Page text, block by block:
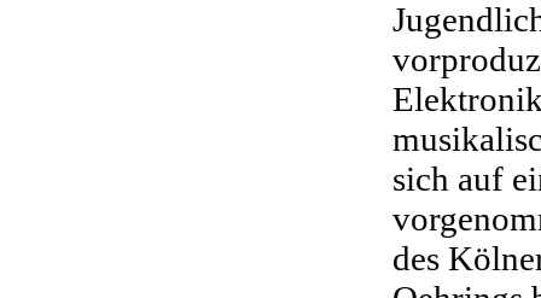
sich auf
des